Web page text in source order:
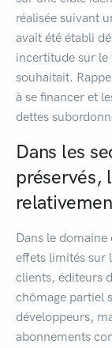
réalisée suivant
avait été établi
incertitude sur le
souhaitait.
à se financer et
dettes
Dans les
préservés,
Dans le
effets limités sur
clients, éditeurs
chômage partiel
développeurs,
abonnements